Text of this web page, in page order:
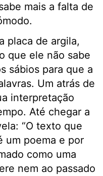
mais a falta de
placa de argila,
que ele não sabe
sábios para que a
Um atrás de
interpretação
Até chegar a
“O texto que
um poema e por
como uma
nem ao passado